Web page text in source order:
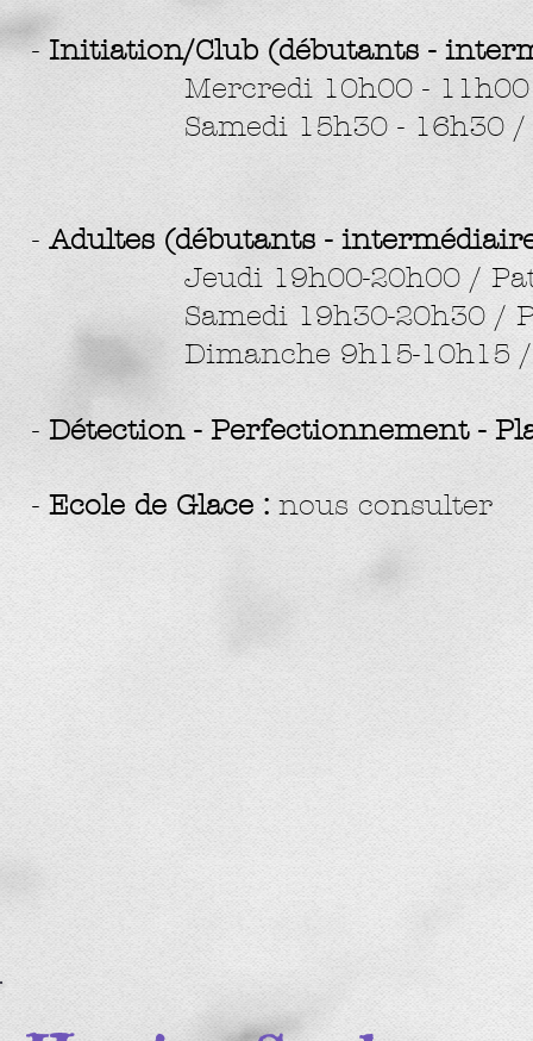
- Initiation/Club (débutants -
Mercredi 10h00 - 11h00 /
Samedi 15h30 - 16h30 /
- Adultes (débutants -
Jeudi 19h00-20h00 /
Samedi 19h30-20h30 /
Dimanche 9h15-10h15 /
- Détection - Perfectionnement -
- Ecole de Glace : nous consulter